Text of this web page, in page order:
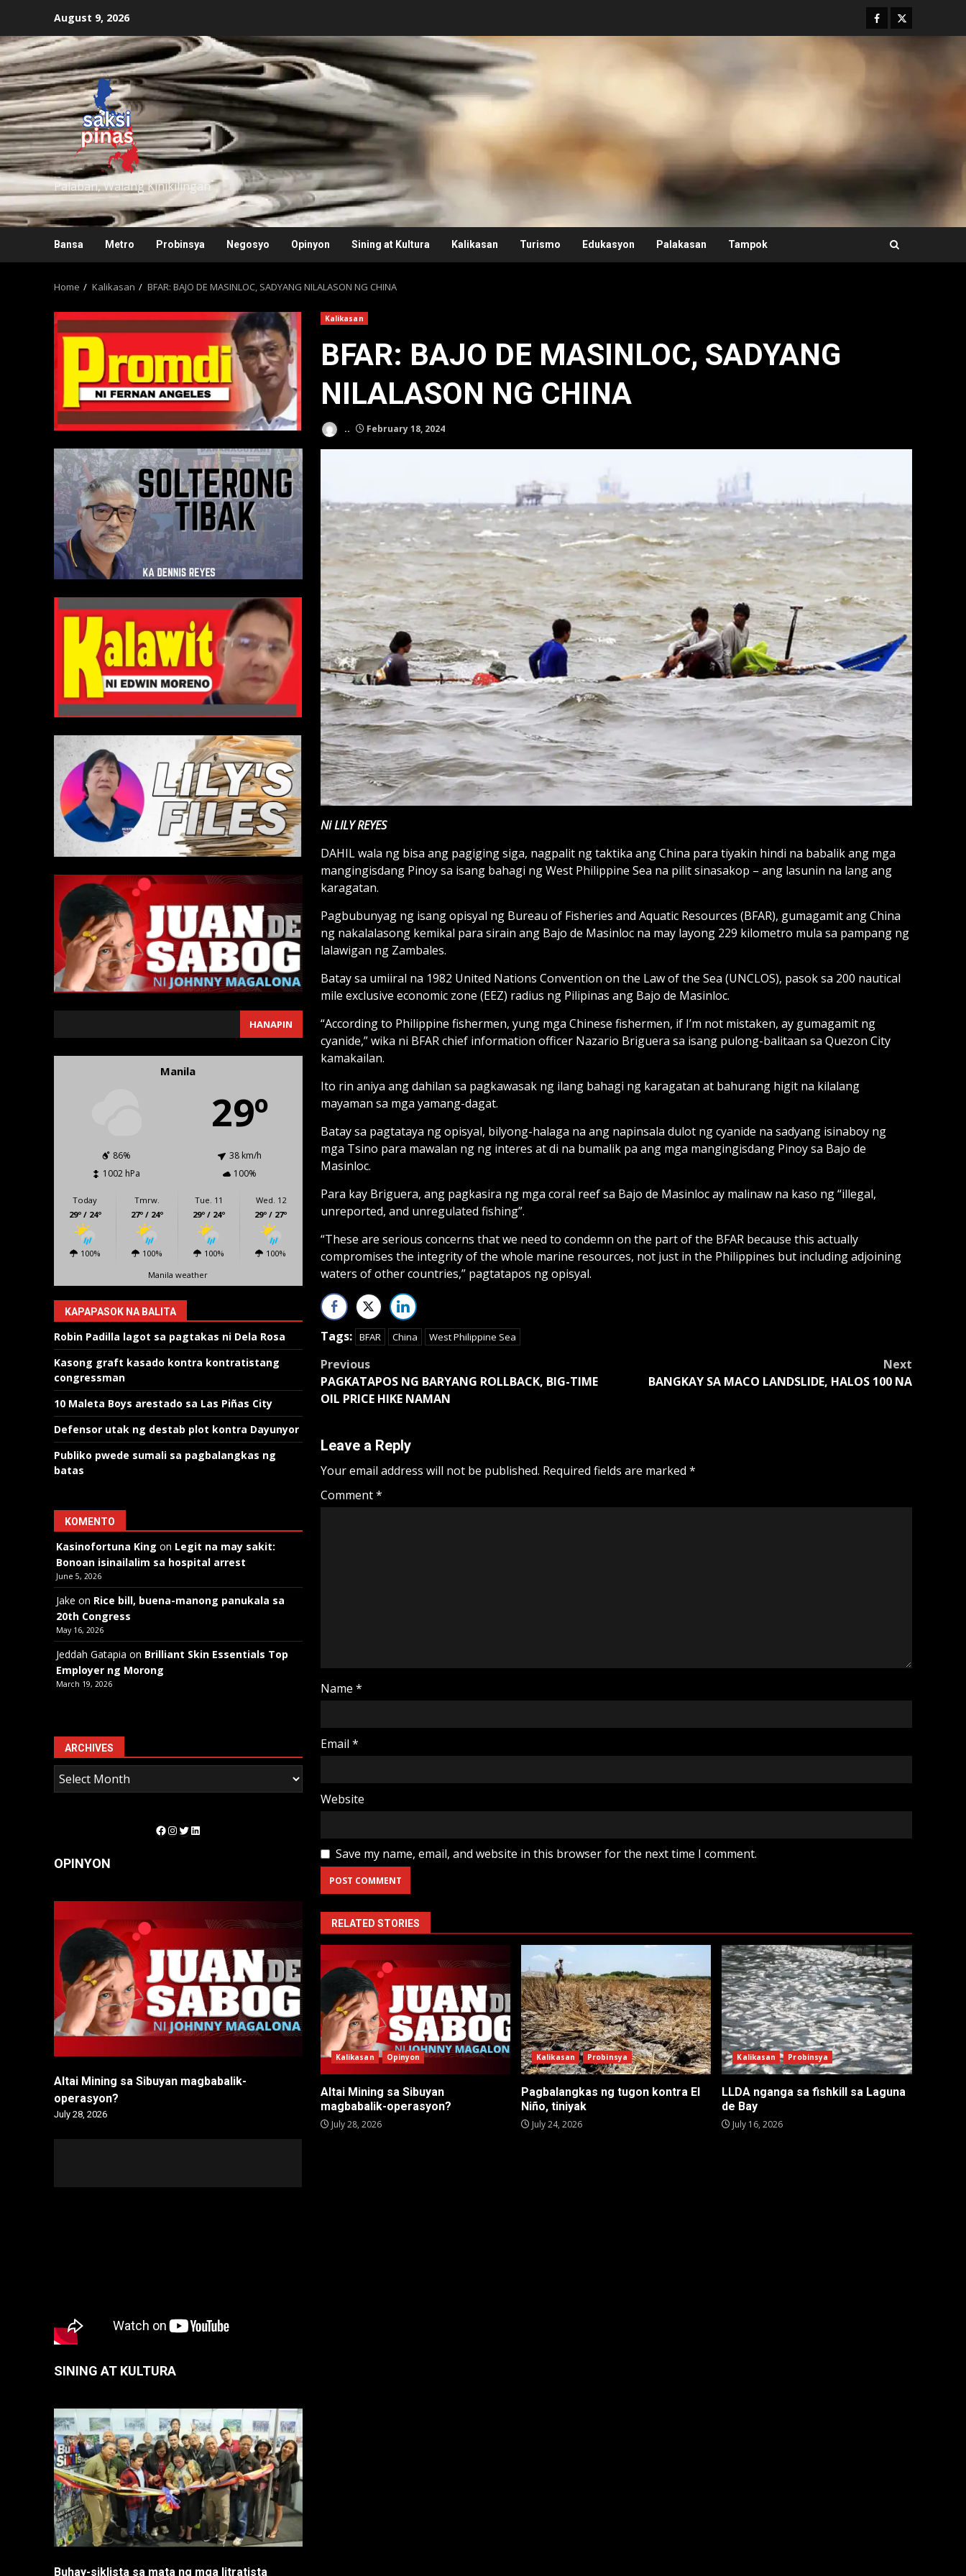
content
August 9, 2026 Facebook
Twitter
Palaban, Walang Kinikilingan
Bansa Metro Probinsya Negosyo Opinyon Sining at Kultura Kalikasan Turismo Edukasyon Palakasan Tampok
Home Kalikasan BFAR: BAJO DE MASINLOC, SADYANG NILALASON NG CHINA
Kalikasan
BFAR: BAJO DE MASINLOC, SADYANG
NILALASON NG CHINA
.. February 18, 2024
Ni LILY REYES
DAHIL wala ng bisa ang pagiging siga, nagpalit ng taktika ang China para tiyakin hindi na babalik ang mga
mangingisdang Pinoy sa isang bahagi ng West Philippine Sea na pilit sinasakop – ang lasunin na lang ang
karagatan.
Pagbubunyag ng isang opisyal ng Bureau of Fisheries and Aquatic Resources (BFAR), gumagamit ang China
ng nakalalasong kemikal para sirain ang Bajo de Masinloc na may layong 229 kilometro mula sa pampang ng
lalawigan ng Zambales.
Batay sa umiiral na 1982 United Nations Convention on the Law of the Sea (UNCLOS), pasok sa 200 nautical
mile exclusive economic zone (EEZ) radius ng Pilipinas ang Bajo de Masinloc.
“According to Philippine fishermen, yung mga Chinese fishermen, if I’m not mistaken, ay gumagamit ng
cyanide,” wika ni BFAR chief information officer Nazario Briguera sa isang pulong-balitaan sa Quezon City
kamakailan.
Ito rin aniya ang dahilan sa pagkawasak ng ilang bahagi ng karagatan at bahurang higit na kilalang
mayaman sa mga yamang-dagat.
Batay sa pagtataya ng opisyal, bilyong-halaga na ang napinsala dulot ng cyanide na sadyang isinaboy ng
mga Tsino para mawalan ng ng interes at di na bumalik pa ang mga mangingisdang Pinoy sa Bajo de
Masinloc.
Para kay Briguera, ang pagkasira ng mga coral reef sa Bajo de Masinloc ay malinaw na kaso ng “illegal,
unreported, and unregulated fishing”.
“These are serious concerns that we need to condemn on the part of the BFAR because this actually
compromises the integrity of the whole marine resources, not just in the Philippines but including adjoining
waters of other countries,” pagtatapos ng opisyal.
Tags: BFAR China West Philippine Sea
Post
navigation
Previous
PAGKATAPOS NG BARYANG ROLLBACK, BIG-TIME
OIL PRICE HIKE NAMAN
Next
BANGKAY SA MACO LANDSLIDE, HALOS 100 NA
Leave a Reply
Your email address will not be published. Required fields are marked *
Comment*
Name *
Email *
Website
Save my name, email, and website in this browser for the next time I comment.
RELATED STORIES
Kalikasan Opinyon
Altai Mining sa Sibuyan
magbabalik-operasyon?
July 28, 2026
Kalikasan Probinsya
Pagbalangkas ng tugon kontra El
Niño, tiniyak
July 24, 2026
Kalikasan Probinsya
LLDA nganga sa fishkill sa Laguna
de Bay
July 16, 2026
HANAPIN
Manila
29º
86%
38 km/h
1002 hPa
100%
Today
29º / 24º
100%
Tmrw.
27º / 24º
100%
Tue. 11
29º / 24º
100%
Wed. 12
29º / 27º
100%
Manila weather
KAPAPASOK NA BALITA
Robin Padilla lagot sa pagtakas ni Dela Rosa
Kasong graft kasado kontra kontratistang
congressman
10 Maleta Boys arestado sa Las Piñas City
Defensor utak ng destab plot kontra Dayunyor
Publiko pwede sumali sa pagbalangkas ng
batas
KOMENTO
Kasinofortuna King on Legit na may sakit:
Bonoan isinailalim sa hospital arrest
June 5, 2026
Jake on Rice bill, buena-manong panukala sa
20th Congress
May 16, 2026
Jeddah Gatapia on Brilliant Skin Essentials Top
Employer ng Morong
March 19, 2026
ARCHIVES
Facebook
Instagram
Twitter
LinkedIn
OPINYON
Altai Mining sa Sibuyan magbabalik-
operasyon?
July 28, 2026
SINING AT KULTURA
Buhay-siklista sa mata ng mga litratista